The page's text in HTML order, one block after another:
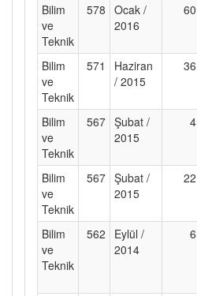
Bilim
ve
Teknik
578 Ocak /
2016
60
Bilim
ve
Teknik
571
Haziran
/ 2015
36
Bilim
ve
Teknik
567 Şubat /
2015
4
Bilim
ve
Teknik
567 Şubat /
2015
22
Bilim
ve
Teknik
562
Eylül /
2014
6